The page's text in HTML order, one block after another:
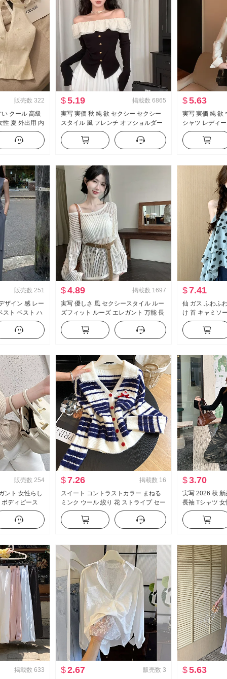
販売数 322
クール 高級
性 夏 外出用 内
セクシースタ
トップス
$5.19 掲載数 6865
実写 実価 秋 純 欲 セクシー セクシー
スタイル 風 フレンチ オフショルダー
長袖 Tシャツ 女性 フリル ウエストシ
ェイプ トップス
$5.63
実写 実価 純 欲
シャツ レディ
ト セクシー タ
制服 キャリア
販売数 251
ザイン 感 レー
スト ベスト ハ
脚 カジュアル
$4.89 掲載数 1697
実写 優しさ 風 セクシースタイル ルー
ズフィット ルーズ エレガント 万能 長
袖 レース ニット ブラウス キャミソー
ル
$7.41
仙 ガス ふわふ
け 首 キャミソ
ン ケーキ ポン
プス
販売数 254
ント 女性らし
ディピース
ト Tシャツ ト
$7.26 掲載数 16
スイート コントラストカラー まねる
ミンク ウール 絞り 花 ストライプ セー
ター スリム効果 Vネック オープンカ
ラー レース ニット カーディガン
$3.70
実写 2026 秋
長袖 Tシャツ
スタイル セク
ルダー オフシ
掲載数 633
$2.67 販売数 3
$5.63